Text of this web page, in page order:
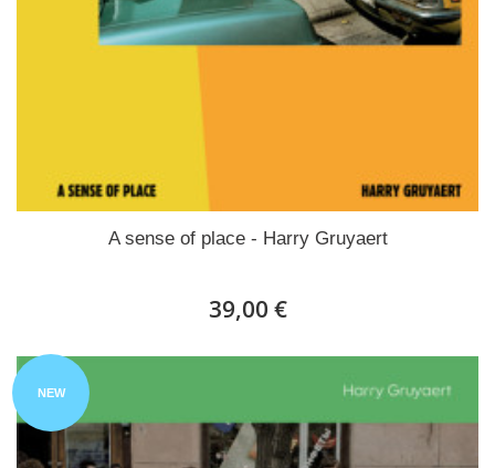
A sense of place - Harry Gruyaert
39,00 €
NEW